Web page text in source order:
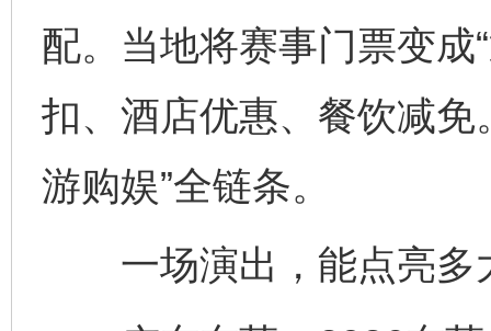
配。当地将赛事门票变成
扣、酒店优惠、餐饮减免
游购娱”全链条。
一场演出，能点亮多